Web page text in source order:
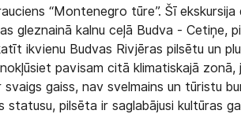
“Montenegro tūre”. Šī
gleznainā kalnu ceļā Budva - Cetiņe,
ikvienu Budvas Rivjēras pilsētu un
pavisam citā klimatiskajā
svaigs gaiss, nav svelmains un tūristu
statusu, pilsēta ir saglabājusi kultūras